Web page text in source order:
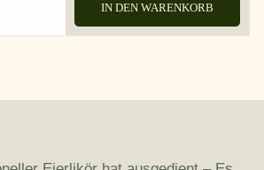
IN DEN WARENKORB